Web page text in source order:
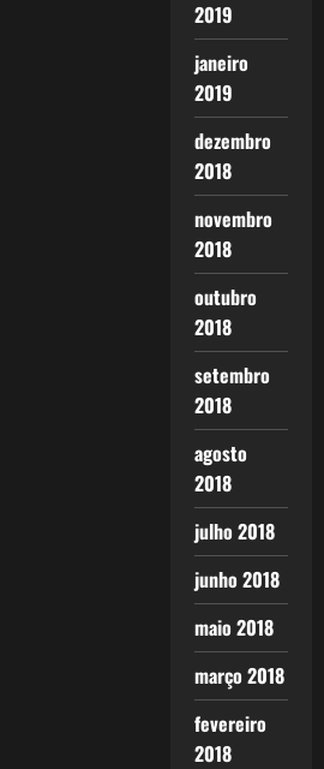
2019
janeiro
2019
dezembro
2018
novembro
2018
outubro
2018
setembro
2018
agosto
2018
julho 2018
junho 2018
maio 2018
março 2018
fevereiro
2018